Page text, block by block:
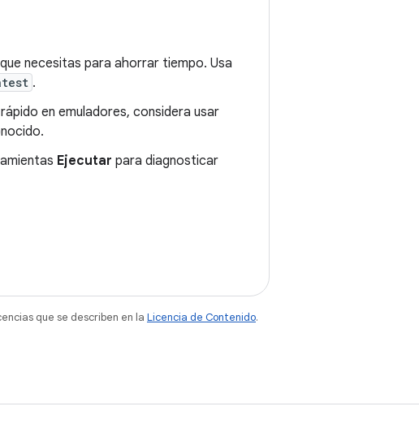
necesitas para ahorrar tiempo. Usa
.
en emuladores, considera usar
Ejecutar para diagnosticar
que se describen en la Licencia de Contenido.